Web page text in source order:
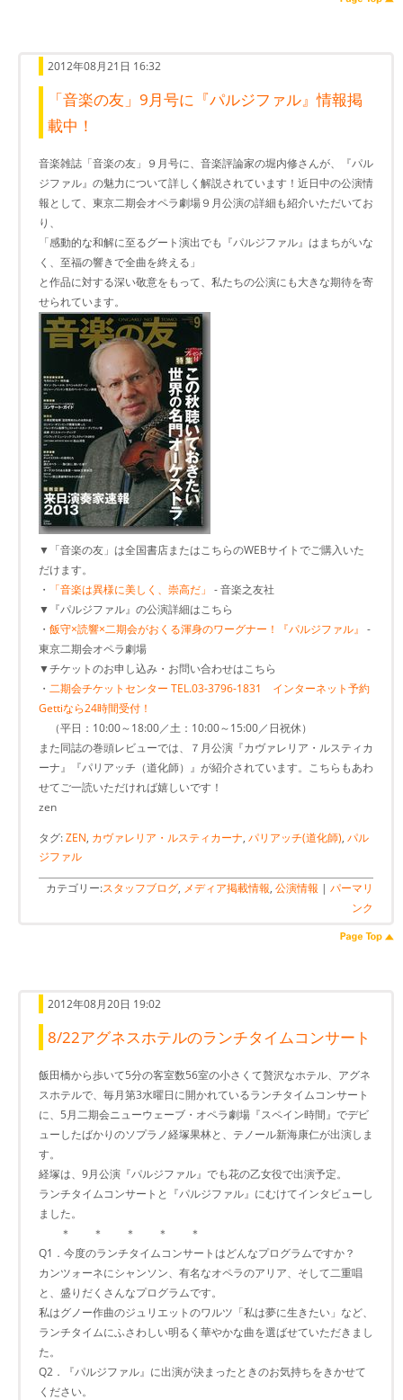
2012年08月21日 16:32
「音楽の友」9月号に『パルジファル』情報掲
載中！
音楽雑誌「音楽の友」９月号に、音楽評論家の堀内修さんが、『パル
ジファル』の魅力について詳しく解説されています！近日中の公演情
報として、東京二期会オペラ劇場９月公演の詳細も紹介いただいてお
り、
「感動的な和解に至るグート演出でも『パルジファル』はまちがいな
く、至福の響きで全曲を終える」
と作品に対する深い敬意をもって、私たちの公演にも大きな期待を寄
せられています。
▼「音楽の友」は全国書店またはこちらのWEBサイトでご購入いた
だけます。
・
「音楽は異様に美しく、崇高だ」 - 音楽之友社
▼『パルジファル』の公演詳細はこちら
・ 飯守×読響×二期会がおくる渾身のワーグナー！『パルジファル』 -
東京二期会オペラ劇場
▼チケットのお申し込み・お問い合わせはこちら
・ 二期会チケットセンター TEL.03-3796-1831 インターネット予約
Gettiなら24時間受付！
（平日：10:00～18:00／土：10:00～15:00／日祝休）
また同誌の巻頭レビューでは、７月公演『カヴァレリア・ルスティカ
ーナ』『パリアッチ（道化師）』が紹介されています。こちらもあわ
せてご一読いただければ嬉しいです！
zen
タグ:ZEN, カヴァレリア・ルスティカーナ, パリアッチ(道化師), パル
ジファル
カテゴリー:スタッフブログ, メディア掲載情報, 公演情報 | パーマリ
ンク
2012年08月20日 19:02
8/22アグネスホテルのランチタイムコンサート
飯田橋から歩いて5分の客室数56室の小さくて贅沢なホテル、アグネ
スホテルで、毎月第3水曜日に開かれているランチタイムコンサート
に、5月二期会ニューウェーブ・オペラ劇場『スペイン時間』でデビ
ューしたばかりのソプラノ経塚果林と、テノール新海康仁が出演しま
す。
経塚は、9月公演『パルジファル』でも花の乙女役で出演予定。
ランチタイムコンサートと『パルジファル』にむけてインタビューし
ました。
＊ ＊ ＊ ＊ ＊
Q1．今度のランチタイムコンサートはどんなプログラムですか？
カンツォーネにシャンソン、有名なオペラのアリア、そして二重唱
と、盛りだくさんなプログラムです。
私はグノー作曲のジュリエットのワルツ「私は夢に生きたい」など、
ランチタイムにふさわしい明るく華やかな曲を選ばせていただきまし
た。
Q2．『パルジファル』に出演が決まったときのお気持ちをきかせて
ください。